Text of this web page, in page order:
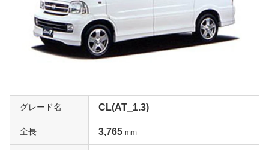
グレード名 CL(AT_1.3)
全長 3,765 mm